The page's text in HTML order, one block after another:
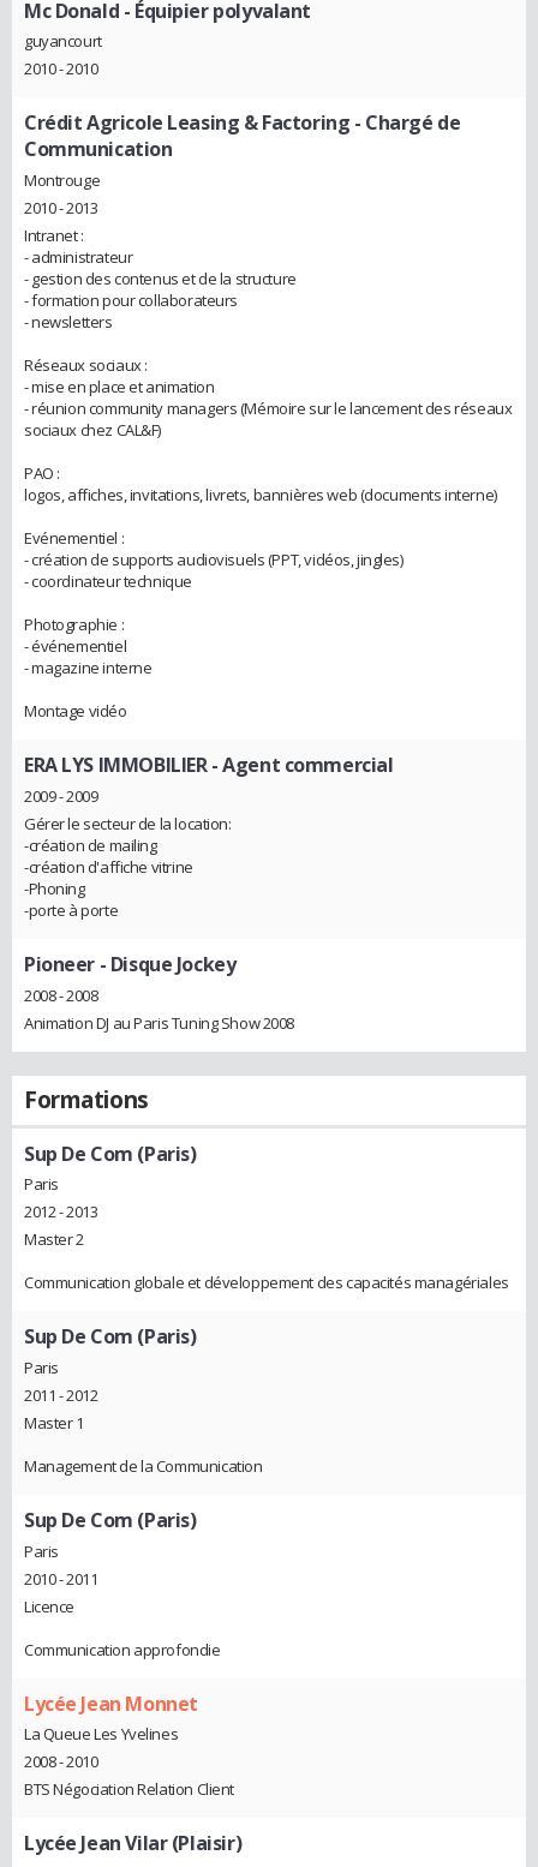
Mc Donald - Équipier polyvalant
guyancourt
2010 - 2010
Crédit Agricole Leasing & Factoring - Chargé de
Communication
Montrouge
2010 - 2013
Intranet :
- administrateur
- gestion des contenus et de la structure
- formation pour collaborateurs
- newsletters
Réseaux sociaux :
- mise en place et animation
- réunion community managers (Mémoire sur le lancement des réseaux
sociaux chez CAL&F)
PAO :
logos, affiches, invitations, livrets, bannières web (documents interne)
Evénementiel :
- création de supports audiovisuels (PPT, vidéos, jingles)
- coordinateur technique
Photographie :
- événementiel
- magazine interne
Montage vidéo
ERA LYS IMMOBILIER- Agent commercial
2009 - 2009
Gérer le secteur de la location:
-création de mailing
-création d'affiche vitrine
-Phoning
-porte à porte
Pioneer - Disque Jockey
2008 - 2008
Animation DJ au Paris Tuning Show 2008
Formations
Sup De Com (Paris)
Paris
2012 - 2013
Master 2
Communication globale et développement des capacités managériales
Sup De Com (Paris)
Paris
2011 - 2012
Master 1
Management de la Communication
Sup De Com (Paris)
Paris
2010 - 2011
Licence
Communication approfondie
Lycée Jean Monnet
La Queue Les Yvelines
2008 - 2010
BTS Négociation Relation Client
Lycée Jean Vilar (Plaisir)